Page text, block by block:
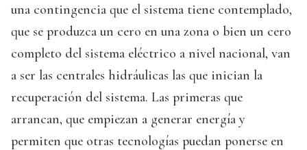
una contingencia que el sistema tiene contemplado,
que se produzca un cero en una zona o bien un cero
completo del sistema eléctrico a nivel nacional, van
a ser las centrales hidráulicas las que inician la
recuperación del sistema. Las primeras que
arrancan, que empiezan a generar energía y
permiten que otras tecnologías puedan ponerse en